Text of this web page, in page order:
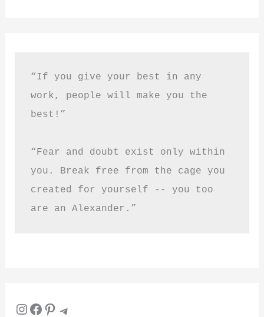
“If you give your best in any
work, people will make you the
best!”
“Fear and doubt exist only within
you. Break free from the cage you
created for yourself -- you too
are an Alexander.”
InstagramFacebook Pinterest Telegram